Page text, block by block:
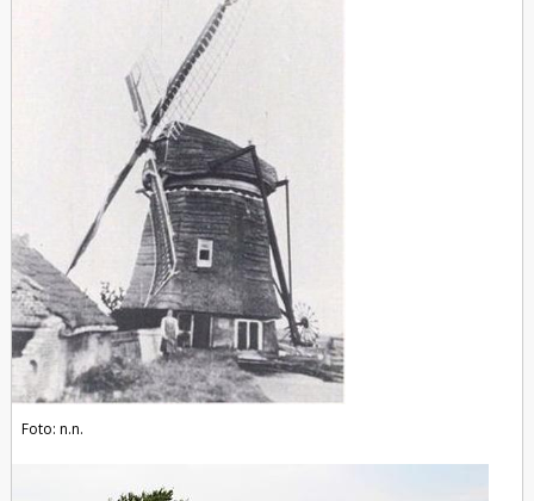
Foto: n.n.